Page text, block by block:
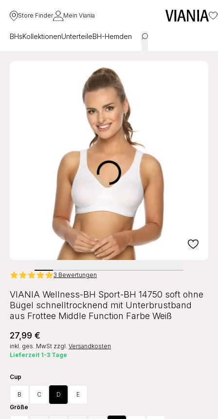
Store Finder Mein Viania
BHsKollektionenUnterteileBH-Hemden
3 Bewertungen
VIANIA Wellness-BH Sport-BH 14750 soft ohne
Bügel schnelltrocknend mit Unterbrustband
aus Frottee Middle Function Farbe Weiß
27,99 €
inkl. ges. MwSt zzgl. Versandkosten
Lieferzeit 1-3 Tage
Cup
B C D
E
Größe